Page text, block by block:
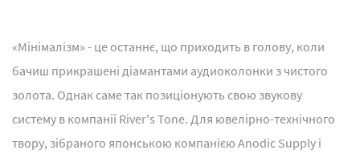
«Мінімалізм» - це останнє, що приходить в голову, коли
бачиш прикрашені діамантами аудиоколонки з чистого
золота. Однак саме так позиціонують свою звукову
систему в компанії River's Tone. Для ювелірно-технічного
твору, зібраного японською компанією Anodic Supply і